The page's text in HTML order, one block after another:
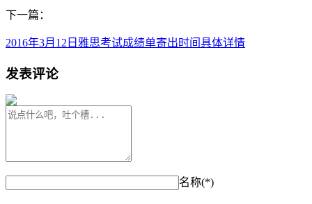
下一篇：
2016年3月12日雅思考试成绩单寄出时间具体详情
发表评论
名称(*)